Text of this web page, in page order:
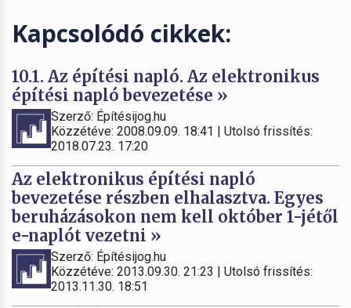
Kapcsolódó cikkek:
10.1. Az építési napló. Az elektronikus
építési napló bevezetése »
Szerző: Építésijog.hu
Közzétéve: 2008.09.09. 18:41 | Utolsó frissítés:
2018.07.23. 17:20
Az elektronikus építési napló
bevezetése részben elhalasztva. Egyes
beruházásokon nem kell október 1-jétől
e-naplót vezetni »
Szerző: Építésijog.hu
Közzétéve: 2013.09.30. 21:23 | Utolsó frissítés:
2013.11.30. 18:51